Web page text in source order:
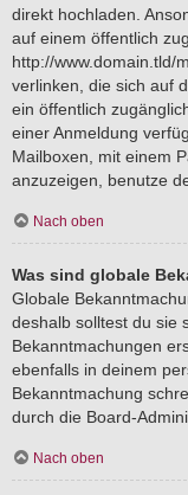
direkt hochladen.
auf einem öffentlich
http://www.domain.tld/
verlinken, die sich auf
ein öffentlich
einer Anmeldung
Mailboxen, mit einem
anzuzeigen, benutze
Nach oben
Was sind globale
Globale
deshalb solltest du sie
Bekanntmachungen
ebenfalls in deinem
Bekanntmachung
durch die Board-
Nach oben